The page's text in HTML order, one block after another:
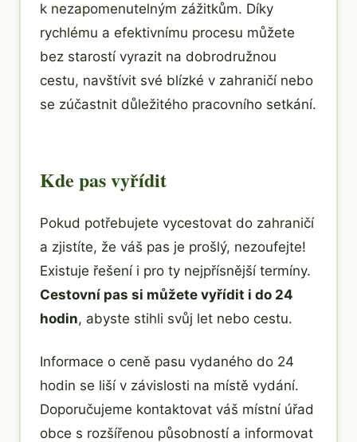
k nezapomenutelným zážitkům. Díky
rychlému a efektivnímu procesu můžete
bez starostí vyrazit na dobrodružnou
cestu, navštívit své blízké v zahraničí nebo
se zúčastnit důležitého pracovního setkání.
Kde pas vyřídit
Pokud potřebujete vycestovat do zahraničí
a zjistíte, že váš pas je prošlý, nezoufejte!
Existuje řešení i pro ty nejpřísnější termíny.
Cestovní pas si můžete vyřídit i do 24
hodin, abyste stihli svůj let nebo cestu.
Informace o ceně pasu vydaného do 24
hodin se liší v závislosti na místě vydání.
Doporučujeme kontaktovat váš místní úřad
obce s rozšířenou působností a informovat